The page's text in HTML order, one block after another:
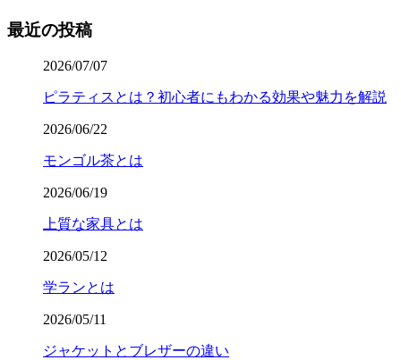
最近の投稿
2026/07/07
ピラティスとは？初心者にもわかる効果や魅力を解説
2026/06/22
モンゴル茶とは
2026/06/19
上質な家具とは
2026/05/12
学ランとは
2026/05/11
ジャケットとブレザーの違い